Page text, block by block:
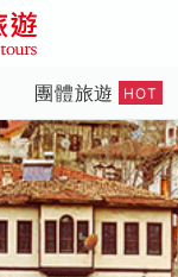
團體旅遊 HOT